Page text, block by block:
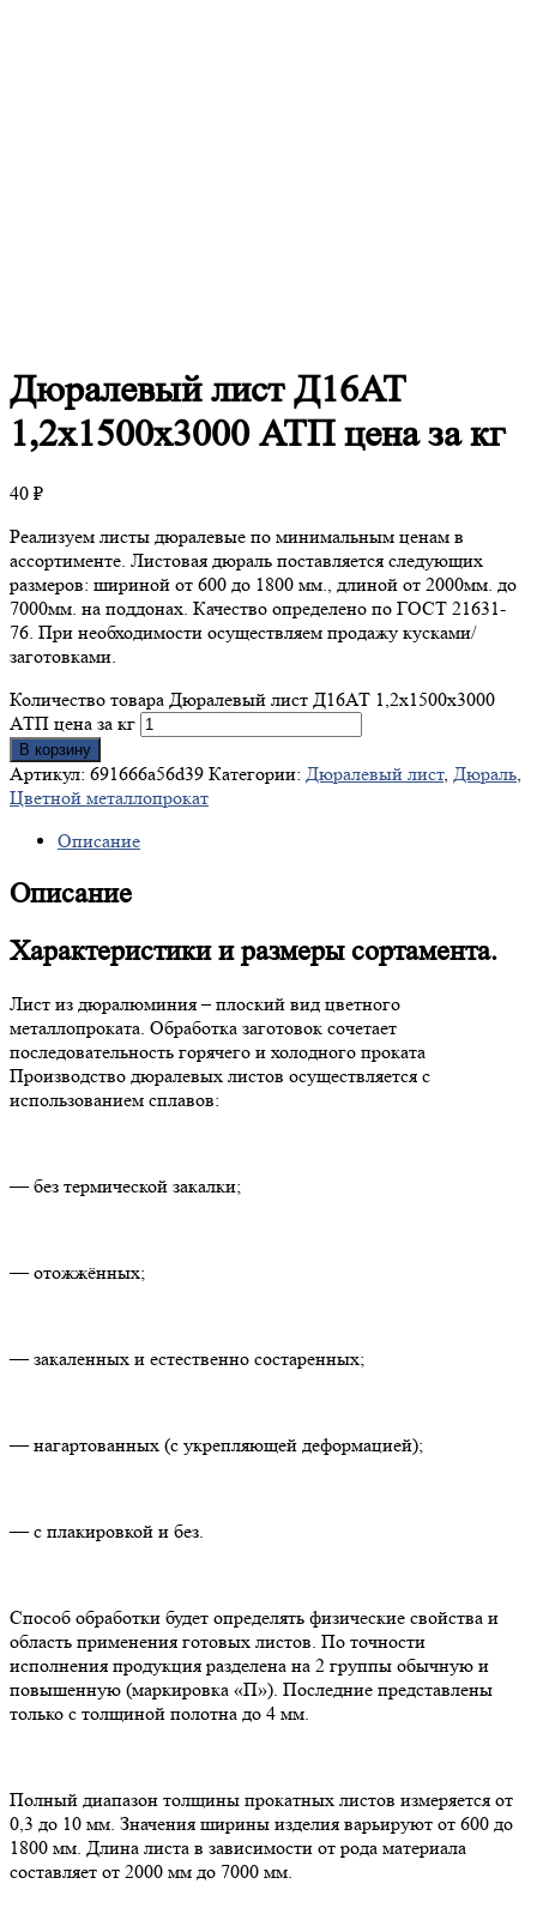
Дюралевыйлист Д16АТ
1,2х1500х3000 АТП цена за кг
40 ₽
Реализуем листы дюралевые по минимальным ценам в
ассортименте. Листовая дюраль поставляется следующих
размеров: шириной от 600 до 1800 мм., длиной от 2000мм. до
7000мм. на поддонах. Качество определено по ГОСТ 21631-
76. При необходимости осуществляем продажу кусками/
заготовками.
Количество товара Дюралевый лист Д16АТ 1,2х1500х3000
АТП цена за кг
В корзину
Артикул: 691666a56d39 Категории: Дюралевый лист, Дюраль,
Цветной металлопрокат
Описание
Описание
Характеристики и размеры сортамента.
Лист из дюралюминия – плоский вид цветного
металлопроката. Обработка заготовок сочетает
последовательность горячего и холодного проката
Производство дюралевых листов осуществляется с
использованием сплавов:
— без термической закалки;
— отожжённых;
— закаленных и естественно состаренных;
— нагартованных (с укрепляющей деформацией);
— с плакировкой и без.
Способ обработки будет определять физические свойства и
область применения готовых листов. По точности
исполнения продукция разделена на 2 группы обычную и
повышенную (маркировка «П»). Последние представлены
только с толщиной полотна до 4 мм.
Полный диапазон толщины прокатных листов измеряется от
0,3 до 10 мм. Значения ширины изделия варьируют от 600 до
1800 мм. Длина листа в зависимости от рода материала
составляет от 2000 мм до 7000 мм.